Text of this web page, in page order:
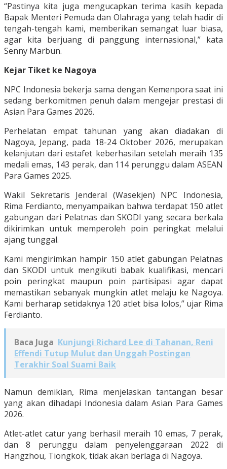
“Pastinya kita juga mengucapkan terima kasih kepada
Bapak Menteri Pemuda dan Olahraga yang telah hadir di
tengah-tengah kami, memberikan semangat luar biasa,
agar kita berjuang di panggung internasional,” kata
Senny Marbun.
Kejar Tiket ke Nagoya
NPC Indonesia bekerja sama dengan Kemenpora saat ini
sedang berkomitmen penuh dalam mengejar prestasi di
Asian Para Games 2026.
Perhelatan empat tahunan yang akan diadakan di
Nagoya, Jepang, pada 18-24 Oktober 2026, merupakan
kelanjutan dari estafet keberhasilan setelah meraih 135
medali emas, 143 perak, dan 114 perunggu dalam ASEAN
Para Games 2025.
Wakil Sekretaris Jenderal (Wasekjen) NPC Indonesia,
Rima Ferdianto, menyampaikan bahwa terdapat 150 atlet
gabungan dari Pelatnas dan SKODI yang secara berkala
dikirimkan untuk memperoleh poin peringkat melalui
ajang tunggal.
Kami mengirimkan hampir 150 atlet gabungan Pelatnas
dan SKODI untuk mengikuti babak kualifikasi, mencari
poin peringkat maupun poin partisipasi agar dapat
memastikan sebanyak mungkin atlet melaju ke Nagoya.
Kami berharap setidaknya 120 atlet bisa lolos,” ujar Rima
Ferdianto.
Baca Juga Kunjungi Richard Lee di Tahanan, Reni
Effendi Tutup Mulut dan Unggah Postingan
Terakhir Soal Suami Baik
Namun demikian, Rima menjelaskan tantangan besar
yang akan dihadapi Indonesia dalam Asian Para Games
2026.
Atlet-atlet catur yang berhasil meraih 10 emas, 7 perak,
dan 8 perunggu dalam penyelenggaraan 2022 di
Hangzhou, Tiongkok, tidak akan berlaga di Nagoya.